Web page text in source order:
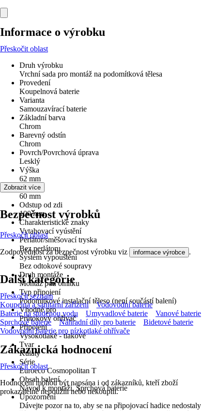
Informace o výrobku
Přeskočit oblast
Druh výrobku
Vrchní sada pro montáž na podomítková tělesa
Provedení
Koupelnová baterie
Varianta
Samouzavírací baterie
Základní barva
Chrom
Barevný odstín
Chrom
Povrch/Povrchová úprava
Lesklý
Výška
62 mm
Šířka
60 mm
Odstup od zdi
100 mm
Charakteristické znaky
Vytahovací vyústění
Perlátor/směšovací tryska
Bez perlátoru
Systém vypouštění
Bez odtokové soupravy
Druh montáže
Montáž pod omítku
Typ připojení
Podomítkové instalační těleso (není součástí balení)
Vhodné pro
Průtokový ohřívač
Připojení
Vysokotlaké - tlakové
Tvar
Kulatý
Série
Euroeco Cosmopolitan T
Obsah balení
Návod k montáži, Sprchová baterie
Upozornění
Dávejte pozor na to, aby se na připojovací hadice nedostaly
Zobrazit více
Bezpečnost výrobků
Přeskočit oblast
Zodpovědnost za bezpečnost výrobku viz informace výrobce .
Další kategorie
Přeskočit seznam
Koupelna a sanitární zařízení
Vodovodní baterie
Baterie na studenou vodu
Umyvadlové baterie
Vanové baterie
Sprchové baterie
Náhradní díly pro baterie
Bidetové baterie
Vodovodní baterie pro nízkotlaké ohřívače
Zákaznická hodnocení
Přeskočit oblast
Hodnocení mohou být napsána i od zákazníků, kteří zboží
prokazatelně nepoužili nebo nekoupili.